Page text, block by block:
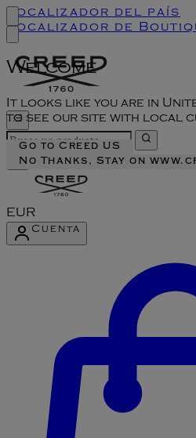
Welcome
It looks like you are in
to see our site with local
Go to Creed US
No Thanks, Stay on
Localizador del país
Localizador de
EUR
Cuenta